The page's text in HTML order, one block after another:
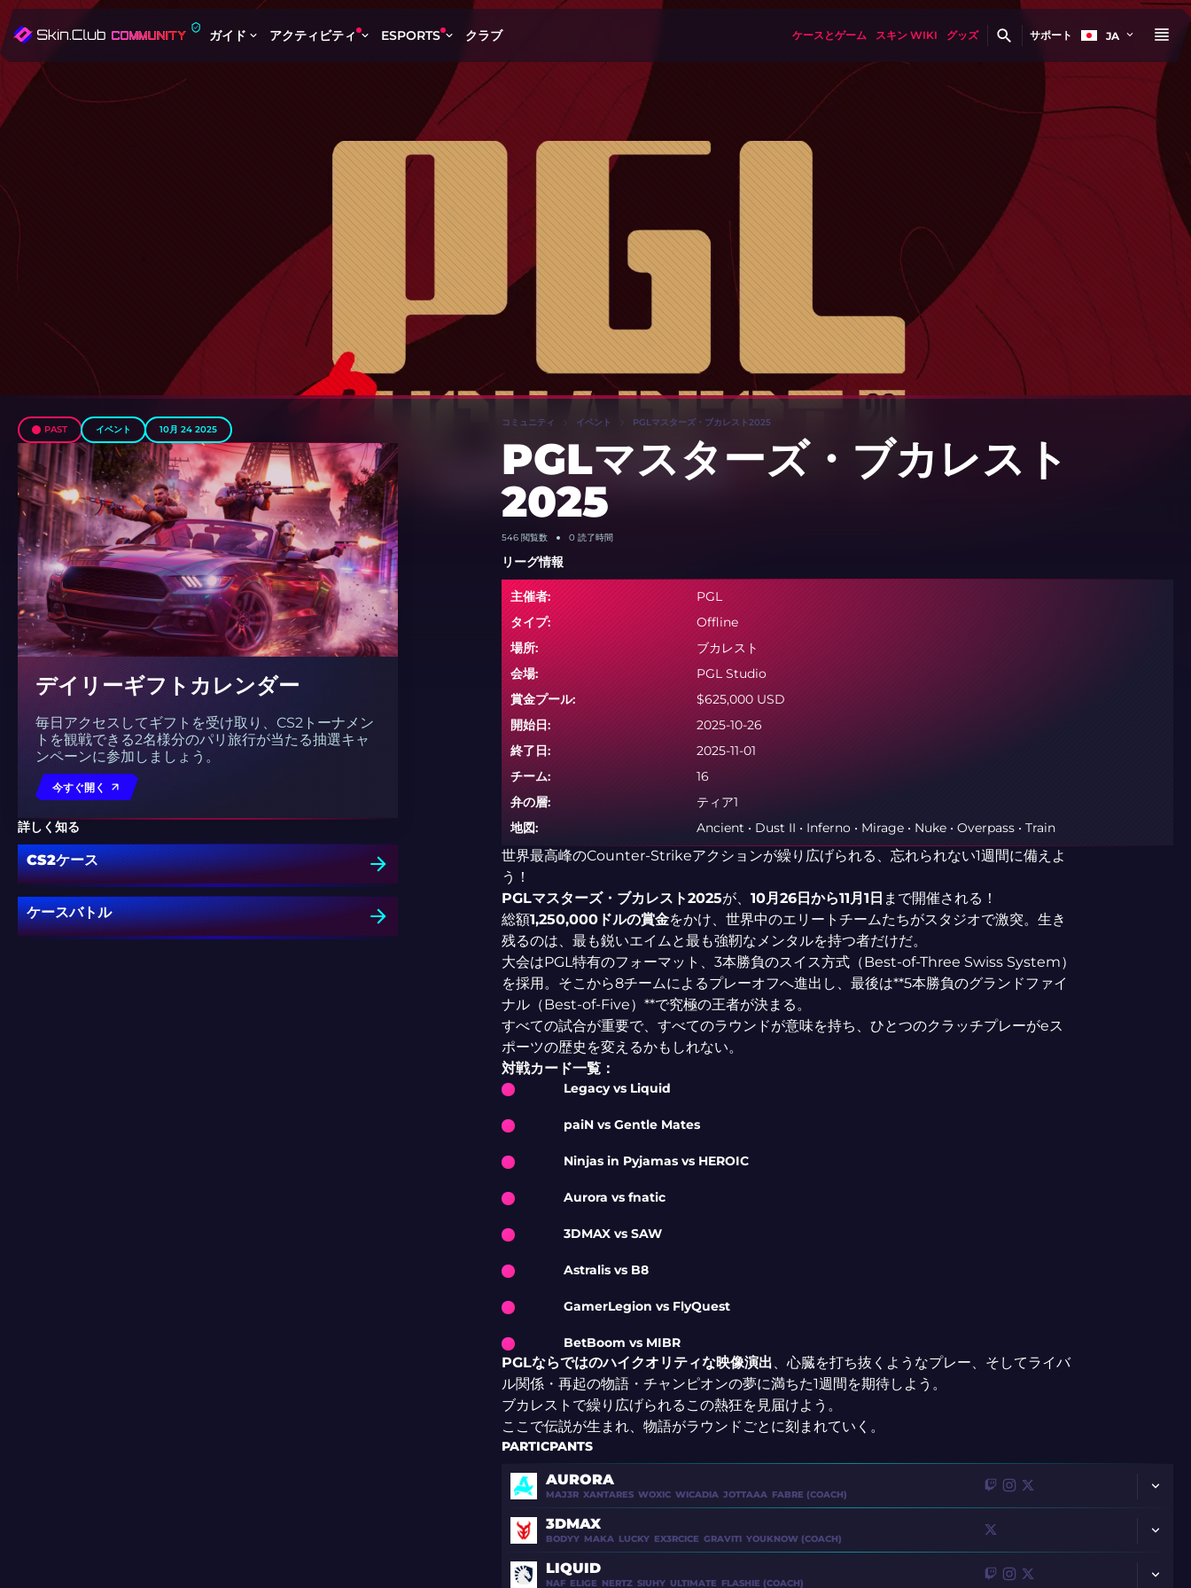
ガイド アクティビティ ESPORTS クラブ ケースとゲーム スキン WIKI グッズ サポート JA
PAST イベント 10月 24 2025
デイリーギフトカレンダー
毎日アクセスしてギフトを受け取り、CS2トーナメン
トを観戦できる2名様分のパリ旅行が当たる抽選キャ
ンペーンに参加しましょう。
今すぐ開く
詳しく知る
CS2ケース
ケースバトル
コミュニティ イベント PGLマスターズ・ブカレスト2025
PGLマスターズ・ブカレスト
2025
546閲覧数 0 読了時間
リーグ情報
主催者:
PGL
タイプ:
Offline
場所:
ブカレスト
会場:
PGL Studio
賞金プール:
$625,000 USD
開始日:
2025-10-26
終了日:
2025-11-01
チーム:
16
弁の層:
ティア1
地図:
Ancient • Dust II • Inferno • Mirage • Nuke • Overpass • Train
世界最高峰のCounter-Strikeアクションが繰り広げられる、忘れられない1週間に備えよ
う！
PGLマスターズ・ブカレスト2025が、 10月26日から11月1日 まで開催される！
総額1,250,000ドルの賞金をかけ、世界中のエリートチームたちがスタジオで激突。生き
残るのは、最も鋭いエイムと最も強靭なメンタルを持つ者だけだ。
大会はPGL特有のフォーマット、3本勝負のスイス方式（Best-of-Three Swiss System）
を採用。そこから8チームによるプレーオフへ進出し、最後は**5本勝負のグランドファイ
ナル（Best-of-Five）**で究極の王者が決まる。
すべての試合が重要で、すべてのラウンドが意味を持ち、ひとつのクラッチプレーがeス
ポーツの歴史を変えるかもしれない。
対戦カード一覧：
Legacy vs Liquid
paiN vs Gentle Mates
Ninjas in Pyjamas vs HEROIC
Aurora vs fnatic
3DMAX vs SAW
Astralis vs B8
GamerLegion vs FlyQuest
BetBoom vs MIBR
PGLならではのハイクオリティな映像演出、心臓を打ち抜くようなプレー、そしてライバ
ル関係・再起の物語・チャンピオンの夢に満ちた1週間を期待しよう。
ブカレストで繰り広げられるこの熱狂を見届けよう。
ここで伝説が生まれ、物語がラウンドごとに刻まれていく。
PARTICPANTS
AURORA
MAJ3R XANTARES WOXIC WICADIA JOTTAAA FABRE (COACH)
3DMAX
BODYY MAKA LUCKY EX3RCICE GRAVITI YOUKNOW (COACH)
LIQUID
NAF ELIGE NERTZ SIUHY ULTIMATE FLASHIE (COACH)